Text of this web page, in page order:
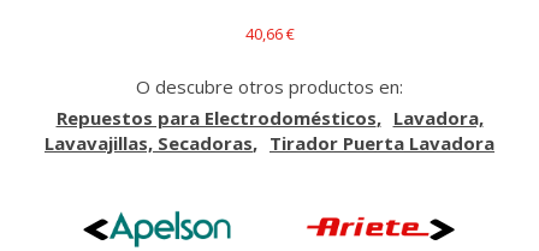
40,66 €
O descubre otros productos en:
Repuestos para Electrodomésticos
Lavadora,
Lavavajillas, Secadoras
Tirador Puerta Lavadora